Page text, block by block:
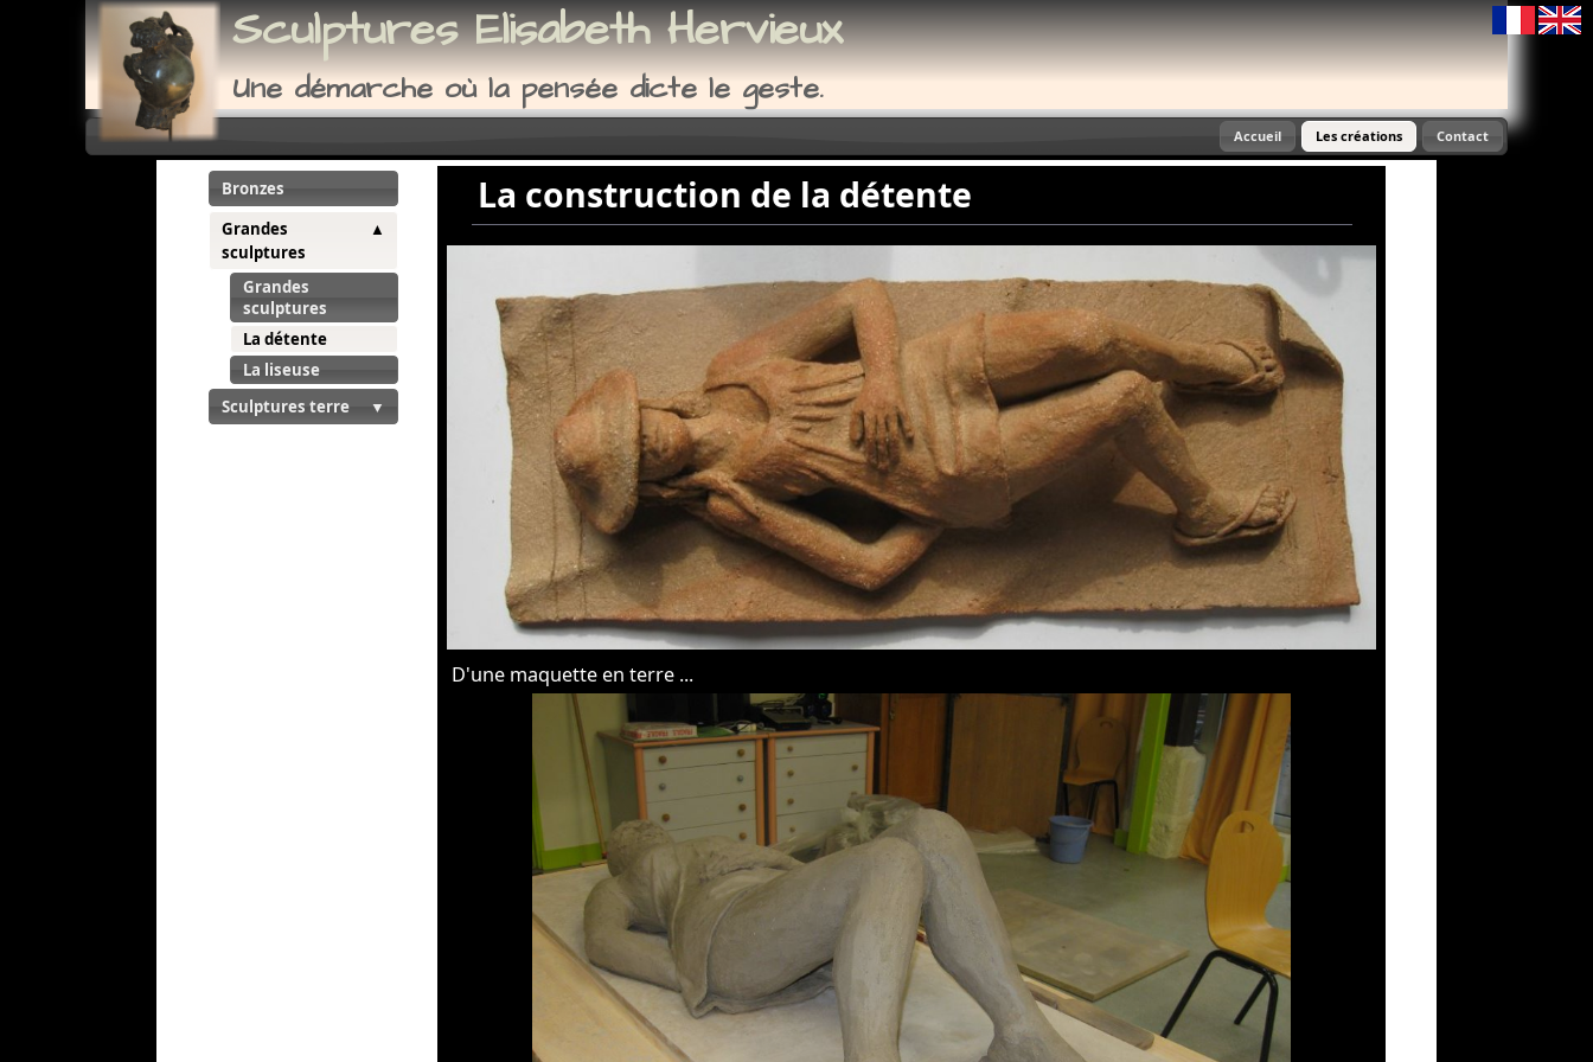
choix langue
Sculptures Elisabeth Hervieux
Une démarche où la pensée dicte le geste.
Contact
Les créations
Accueil
Bronzes
Grandes
sculptures
Grandes
sculptures
La détente
La liseuse
Sculptures terre
La construction de la détente
D'une maquette en terre ...
la construction de la détente